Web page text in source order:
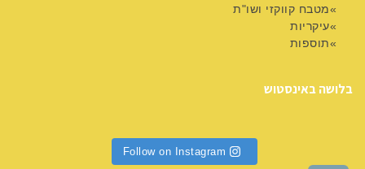
מטבח קווקזי ושו"ת
עיקריות
תוספות
בלושה באינסטוש
Follow on Instagram